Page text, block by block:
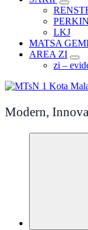
PERKIN
LKJ
MATSA
AREA ZI
zi –
Modern,